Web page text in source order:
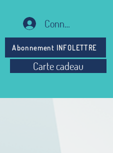
Connexion
Abonnement INFOLETTRE
Carte cadeau